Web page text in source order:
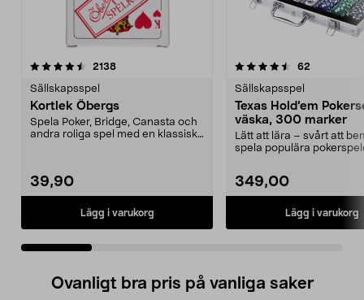
2138recensioner
Sällskapsspel
Kortlek Öbergs
Spela Poker, Bridge, Canasta och
andra roliga spel med en klassisk
39,90
Lägg i varukorg
4.5 av 5 stjärnor 62
Sällskapsspel
Texas Hold’em
väska, 300 marker
Lätt att lära – svårt att
spela populära
349,00
Lägg i varukorg
5.0 av 5 stjärnor
Ovanligt bra pris på vanliga saker